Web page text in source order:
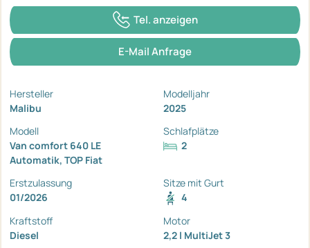
Tel. anzeigen
E-Mail Anfrage
Hersteller
Malibu
Modelljahr
2025
Modell
Van comfort 640 LE
Automatik, TOP Fiat
Schlafplätze
2
Erstzulassung
01/2026
Sitze mit Gurt
4
Kraftstoff
Diesel
Motor
2,2 l MultiJet 3